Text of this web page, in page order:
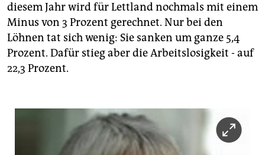
diesem Jahr wird für Lettland nochmals mit einem
Minus von 3 Prozent gerechnet. Nur bei den
Löhnen tat sich wenig: Sie sanken um ganze 5,4
Prozent. Dafür stieg aber die Arbeitslosigkeit - auf
22,3 Prozent.